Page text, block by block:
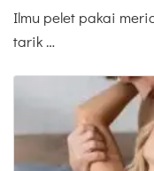
Ilmu pelet pakai
tarik …